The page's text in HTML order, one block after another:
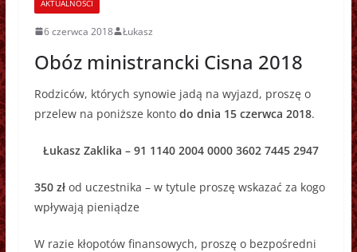
AKTUALNOŚCI
6 czerwca 2018 Łukasz
Obóz ministrancki Cisna 2018
Rodziców, których synowie jadą na wyjazd, proszę o
przelew na poniższe konto do dnia 15 czerwca 2018.
Łukasz Zaklika – 91 1140 2004 0000 3602 7445 2947
350 złod uczestnika – w tytule proszę wskazać za kogo
wpływają pieniądze
W razie kłopotów finansowych, proszę o bezpośredni